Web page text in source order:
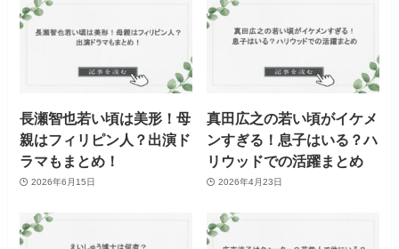
長瀬智也若い頃は美形！母
親はフィリピン人？出演ド
ラマもまとめ！
2026年6月15日
真田広之の若い頃がイケメ
ンすぎる！息子はいる？ハ
リウッドでの活躍まとめ
2026年4月23日